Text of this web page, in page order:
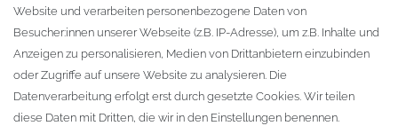
Zur Kasse
KONTAKT
Fa. Steffen Jost
Söbrigener Weg 50
Website und verarbeiten personenbezogene Daten von
Besucher:innen unserer Webseite (z.B. IP-Adresse), um z.B. Inhalte und
Anzeigen zu personalisieren, Medien von Drittanbietern einzubinden
oder Zugriffe auf unsere Website zu analysieren. Die
Datenverarbeitung erfolgt erst durch gesetzte Cookies. Wir teilen
diese Daten mit Dritten, die wir in den Einstellungen benennen.